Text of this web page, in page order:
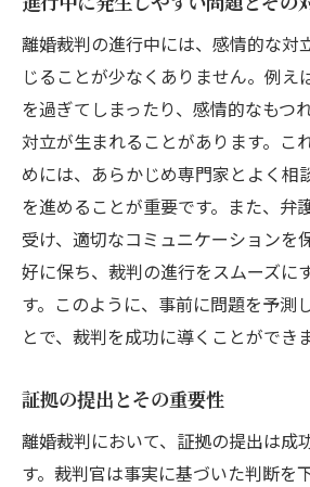
離婚裁判の進行中には、感情的な対
じることが少なくありません。例え
を過ぎてしまったり、感情的なもつ
対立が生まれることがあります。こ
めには、あらかじめ専門家とよく相
を進めることが重要です。また、弁
受け、適切なコミュニケーションを
好に保ち、裁判の進行をスムーズに
す。このように、事前に問題を予測
とで、裁判を成功に導くことができま
証拠の提出とその重要性
離婚裁判において、証拠の提出は成
す。裁判官は事実に基づいた判断を